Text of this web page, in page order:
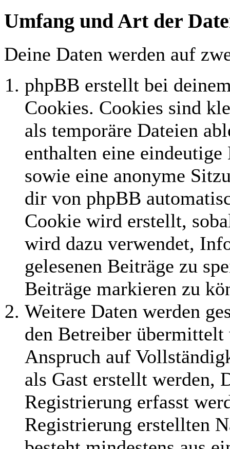
Umfang und Art der
Deine Daten werden auf
phpBB erstellt bei
Cookies. Cookies sind
als temporäre Dateien
enthalten eine
sowie eine anonyme
dir von phpBB
Cookie wird erstellt,
wird dazu verwendet,
gelesenen Beiträge zu
Beiträge markieren zu
Weitere Daten werden
den Betreiber
Anspruch auf
als Gast erstellt werden,
Registrierung erfasst
Registrierung erstellten